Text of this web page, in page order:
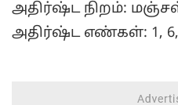
அதிர்ஷ்ட நிறம்:
அதிர்ஷ்ட எண்கள்: 1, 6,